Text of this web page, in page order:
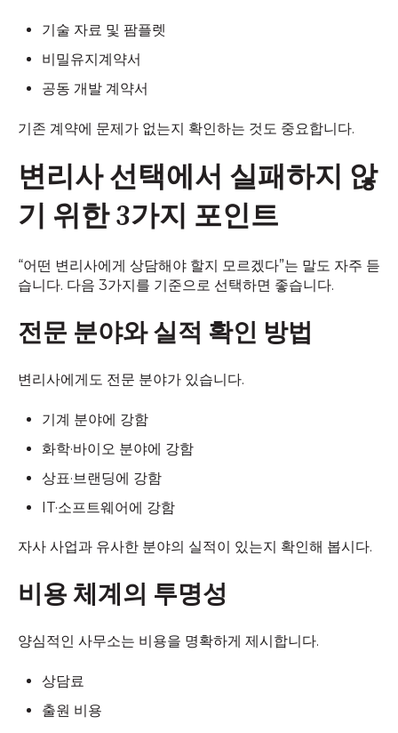
기술 자료 및 팜플렛
비밀유지계약서
공동 개발 계약서
기존 계약에 문제가 없는지 확인하는 것도 중요합니다.
변리사 선택에서 실패하지 않
기 위한 3가지 포인트
“어떤 변리사에게 상담해야 할지 모르겠다”는 말도 자주 듣
습니다. 다음 3가지를 기준으로 선택하면 좋습니다.
전문 분야와 실적 확인 방법
변리사에게도 전문 분야가 있습니다.
기계 분야에 강함
화학·바이오 분야에 강함
상표·브랜딩에 강함
IT·소프트웨어에 강함
자사 사업과 유사한 분야의 실적이 있는지 확인해 봅시다.
비용 체계의 투명성
양심적인 사무소는 비용을 명확하게 제시합니다.
상담료
출원 비용